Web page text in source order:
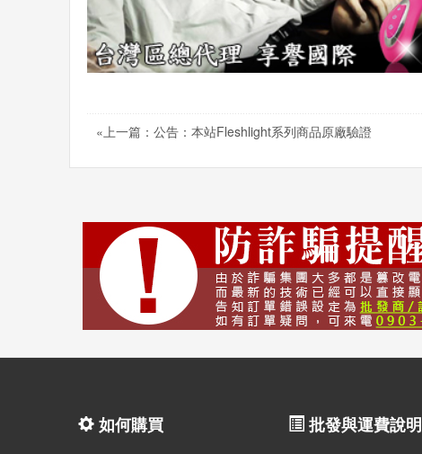
«上一篇：公告：本站Fleshlight系列商品原廠驗證
如何購買 批發與運費說明